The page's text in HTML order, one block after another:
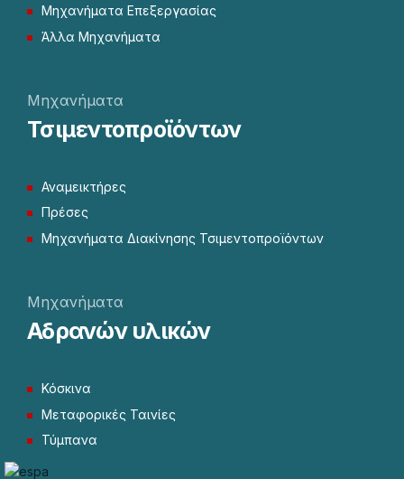
Μηχανήματα Επεξεργασίας
Άλλα Μηχανήματα
Μηχανήματα
Τσιμεντοπροϊόντων
Αναμεικτήρες
Πρέσες
Μηχανήματα Διακίνησης Τσιμεντοπροϊόντων
Μηχανήματα
Αδρανών υλικών
Κόσκινα
Μεταφορικές Ταινίες
Τύμπανα